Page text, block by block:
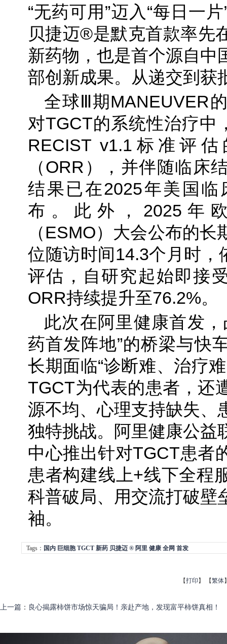
“无药可用”迈入“每日一
贝捷迈®是默克首款率先
新药物，也是首个源自中
部创新成果。从递交到获
全球Ⅲ期MANEUVER
对TGCT的系统性治疗
RECIST v1.1标准评
（ORR），并伴随临床
结果已在2025年美国
布。此外，2025年
（ESMO）大会公布的
位随访时间14.3个月时，
评估，自研究起始即接
ORR持续提升至76.2%。
此次在阿里健康首发
药首发阵地”的桥梁与快
长期面临“诊断难、治疗
TGCT为代表的患者，还
源不均、心理支持缺失、
独特挑战。阿里健康公益
中心推出针对TGCT患者
患者构建线上+线下全程
科普破局、用交流打破壁
袖。
Tags： 国内 巨细胞 TGCT 新药 贝捷迈 ® 阿里 健康 全网 首发
【打印 】 【繁体
上一篇 ： 良心揭露柿饼市场惊天骗局！亲赴产地，发现富平柿饼真相！